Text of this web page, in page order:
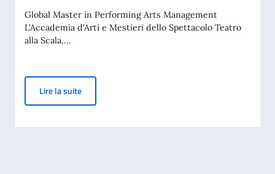
Global Master in Performing Arts Management
L'Accademia d'Arti e Mestieri dello Spettacolo Teatro
alla Scala,...
Lire la suiteBourses d'études - Académie du Teatro alla Scala